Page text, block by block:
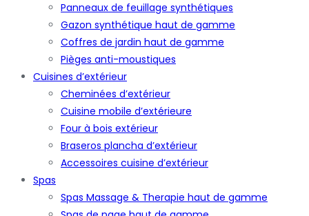
Panneaux de feuillage synthétiques
Gazon synthétique haut de gamme
Coffres de jardin haut de gamme
Pièges anti-moustiques
Cuisines d’extérieur
Cheminées d’extérieur
Cuisine mobile d’extérieure
Four à bois extérieur
Braseros plancha d’extérieur
Accessoires cuisine d’extérieur
Spas
Spas Massage & Therapie haut de gamme